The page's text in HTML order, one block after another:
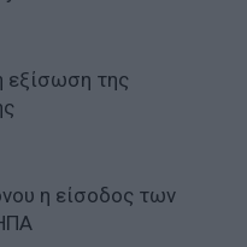
εξίσωση της
η είσοδος των